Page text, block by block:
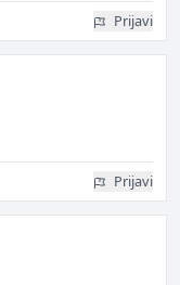
Prijavi
Prijavi